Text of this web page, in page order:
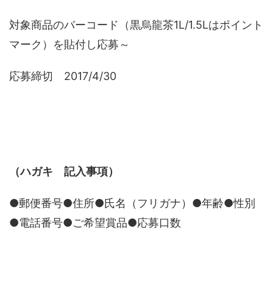
対象商品のバーコード（黒烏龍茶1L/1.5Lはポイント
マーク）を貼付し応募～
応募締切 2017/4/30
（ハガキ 記入事項）
●郵便番号●住所●氏名（フリガナ）●年齢●性別
●電話番号●ご希望賞品●応募口数